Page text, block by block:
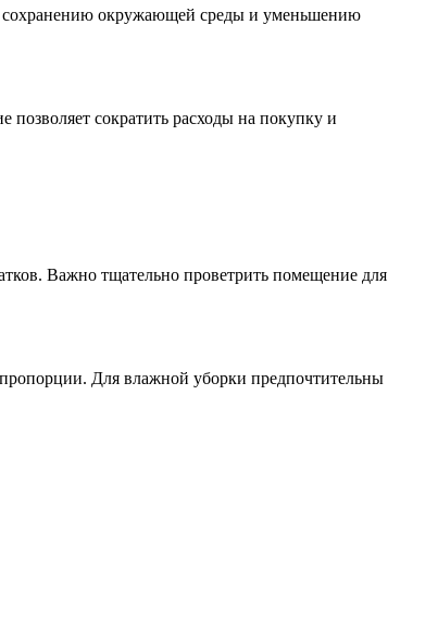
сохранению окружающей среды и уменьшению
сократить расходы на покупку и
Важно тщательно проветрить помещение для
Для влажной уборки предпочтительны